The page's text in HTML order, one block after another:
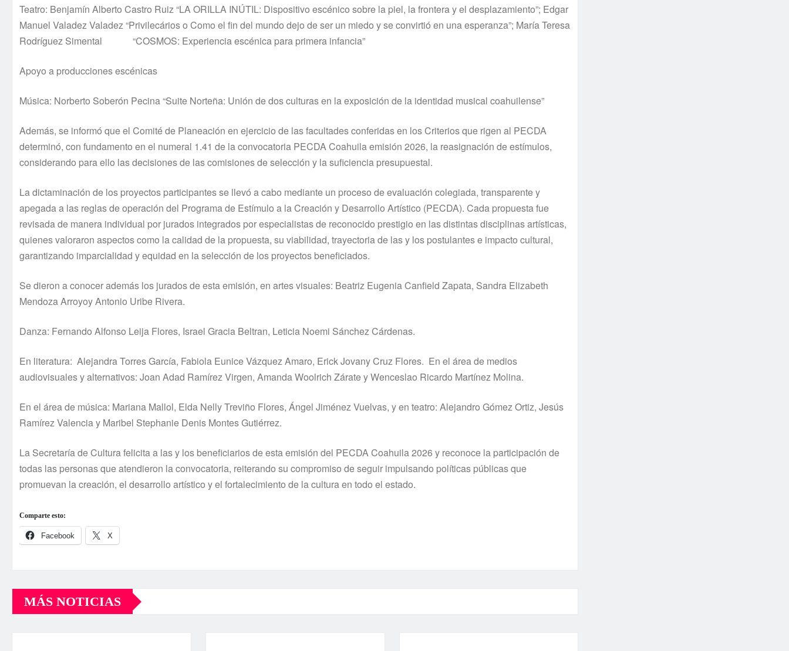
Teatro: Benjamín Alberto Castro Ruiz “LA ORILLA INÚTIL: Dispositivo escénico sobre la piel, la frontera y el desplazamiento”; Edgar
Manuel Valadez Valadez “Privilecários o Como el fin del mundo dejo de ser un miedo y se convirtió en una esperanza”; María Teresa
Rodríguez Simental “COSMOS: Experiencia escénica para primera infancia”
Apoyo a producciones escénicas
Música: Norberto Soberón Pecina “Suite Norteña: Unión de dos culturas en la exposición de la identidad musical coahuilense”
Además, se informó que el Comité de Planeación en ejercicio de las facultades conferidas en los Criterios que rigen al PECDA
determinó, con fundamento en el numeral 1.41 de la convocatoria PECDA Coahuila emisión 2026, la reasignación de estímulos,
considerando para ello las decisiones de las comisiones de selección y la suficiencia presupuestal.
La dictaminación de los proyectos participantes se llevó a cabo mediante un proceso de evaluación colegiada, transparente y
apegada a las reglas de operación del Programa de Estímulo a la Creación y Desarrollo Artístico (PECDA). Cada propuesta fue
revisada de manera individual por jurados integrados por especialistas de reconocido prestigio en las distintas disciplinas artísticas,
quienes valoraron aspectos como la calidad de la propuesta, su viabilidad, trayectoria de las y los postulantes e impacto cultural,
garantizando imparcialidad y equidad en la selección de los proyectos beneficiados.
Se dieron a conocer además los jurados de esta emisión, en artes visuales: Beatriz Eugenia Canfield Zapata, Sandra Elizabeth
Mendoza Arroyoy Antonio Uribe Rivera.
Danza: Fernando Alfonso Leija Flores, Israel Gracia Beltran, Leticia Noemi Sánchez Cárdenas.
En literatura: Alejandra Torres García, Fabiola Eunice Vázquez Amaro, Erick Jovany Cruz Flores. En el área de medios
audiovisuales y alternativos: Joan Adad Ramírez Virgen, Amanda Woolrich Zárate y Wenceslao Ricardo Martínez Molina.
En el área de música: Mariana Mallol, Elda Nelly Treviño Flores, Ángel Jiménez Vuelvas, y en teatro: Alejandro Gómez Ortiz, Jesús
Ramírez Valencia y Maribel Stephanie Denis Montes Gutiérrez.
La Secretaría de Cultura felicita a las y los beneficiarios de esta emisión del PECDA Coahuila 2026 y reconoce la participación de
todas las personas que atendieron la convocatoria, reiterando su compromiso de seguir impulsando políticas públicas que
promuevan la creación, el desarrollo artístico y el fortalecimiento de la cultura en todo el estado.
Comparte esto:
Facebook X
MÁS NOTICIAS